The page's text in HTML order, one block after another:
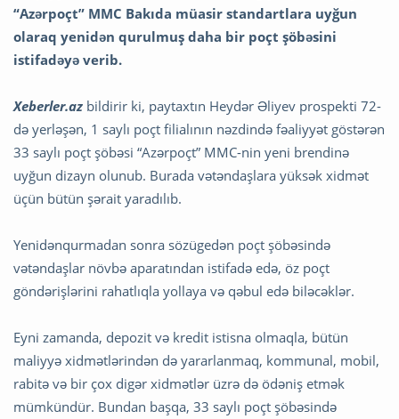
“Azərpoçt” MMC Bakıda müasir standartlara uyğun
olaraq yenidən qurulmuş daha bir poçt şöbəsini
istifadəyə verib.
Xeberler.az bildirir ki, paytaxtın Heydər Əliyev prospekti 72-
də yerləşən, 1 saylı poçt filialının nəzdində fəaliyyət göstərən
33 saylı poçt şöbəsi “Azərpoçt” MMC-nin yeni brendinə
uyğun dizayn olunub. Burada vətəndaşlara yüksək xidmət
üçün bütün şərait yaradılıb.
Yenidənqurmadan sonra sözügedən poçt şöbəsində
vətəndaşlar növbə aparatından istifadə edə, öz poçt
göndərişlərini rahatlıqla yollaya və qəbul edə biləcəklər.
Eyni zamanda, depozit və kredit istisna olmaqla, bütün
maliyyə xidmətlərindən də yararlanmaq, kommunal, mobil,
rabitə və bir çox digər xidmətlər üzrə də ödəniş etmək
mümkündür. Bundan başqa, 33 saylı poçt şöbəsində